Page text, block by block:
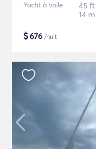
Yacht à voile
45 ft
14 m
$676 /nuit